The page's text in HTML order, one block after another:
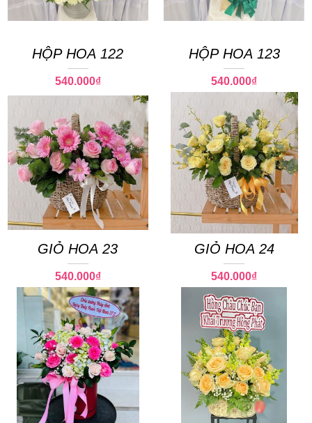
HỘP HOA 122
540.000₫
HỘP HOA 123
540.000₫
GIỎ HOA 23
540.000₫
GIỎ HOA 24
540.000₫